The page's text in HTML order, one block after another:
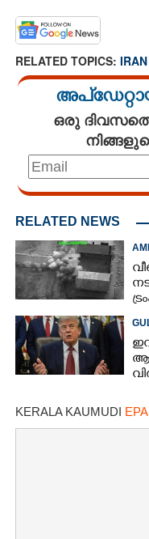
RELATED TOPICS:
ഒരു
RELATED NEWS
KERALA KAUMUDI